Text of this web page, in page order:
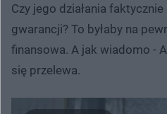
Czy jego działania
gwarancji? To byłaby na
finansowa. A jak wiadomo -
się przelewa.